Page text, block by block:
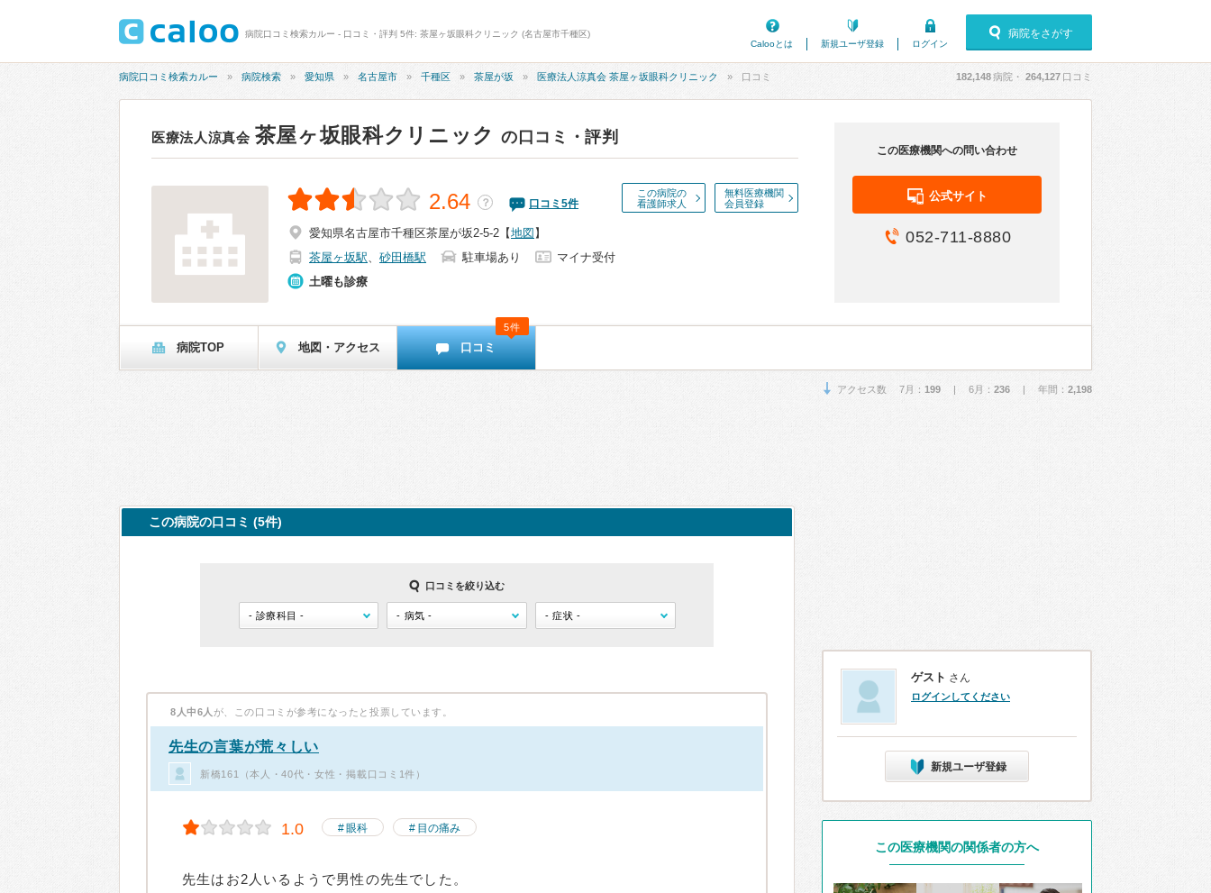
病院口コミ検索カルー - 口コミ・評判 5件: 茶屋ヶ坂眼科クリニック (名古屋市千種区)
Calooとは
新規ユーザ登録 ログイン
病院をさがす
病院口コミ検索カルー 病院検索 愛知県 名古屋市 千種区 茶屋が坂 医療法人涼真会 茶屋ヶ坂眼科クリニック 口コミ 182,148病院・ 264,127 口コミ
医療法人涼真会 茶屋ヶ坂眼科クリニック の口コミ・評判
この病院の
看護師求人
無料医療機関
会員登録
2.64 ？ 口コミ 5件
愛知県名古屋市千種区茶屋が坂2-5-2 【地図 】
茶屋ヶ坂駅、 砂田橋駅 駐車場あり
マイナ受付
土曜も診療
この医療機関への問い合わせ
公式サイト
052-711-8880
病院TOP 地図・アクセス 口コミ
5件
アクセス数 7月： 199 | 6月： 236 | 年間： 2,198
この病院の口コミ (5件)
口コミを絞り込む
8人中6人 が、この口コミが参考になったと投票しています。
先生の言葉が荒々しい
新橋161（本人・40代・女性・掲載口コミ1件）
1.0 眼科 目の痛み
先生はお2人いるようで男性の先生でした。
ゲスト さん
ログインしてください
新規ユーザ登録
この医療機関の関係者の方へ